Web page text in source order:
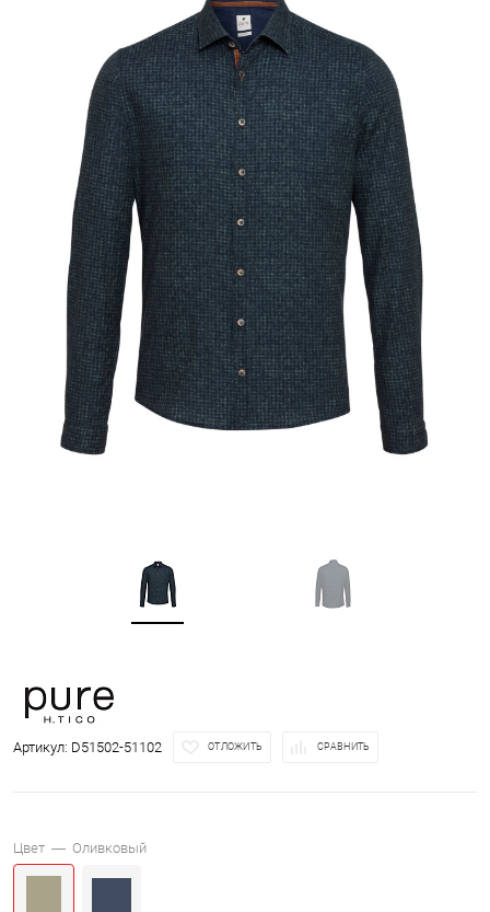
Артикул: D51502-51102 ОТЛОЖИТЬ СРАВНИТЬ
Цвет — Оливковый